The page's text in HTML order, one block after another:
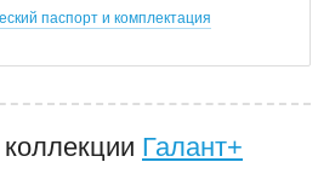
паспорт и комплектация
Галант+